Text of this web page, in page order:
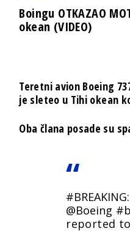
Boingu OTKAZAO
okean (VIDEO)
Teretni avion Boeing
je sleteo u Tihi okean
Oba člana posade su
#BREAKING:
@Boeing
reported